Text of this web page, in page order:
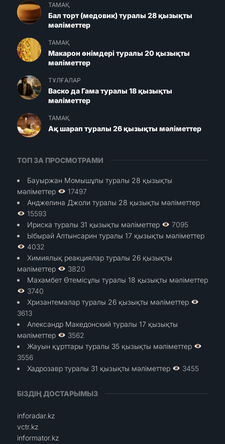
ТАМАҚ
Бал торт (медовик) туралы 28 қызықты
мәліметтер
ТАМАҚ
Макарон өнімдері туралы 20 қызықты
мәліметтер
ТҰЛҒАЛАР
Васко да Гама туралы 18 қызықты
мәліметтер
ТАМАҚ
Ақ шарап туралы 26 қызықты мәліметтер
ТОП ЗА ПРОСМОТРАМИ
Бауыржан Момышұлы туралы 28 қызықты
мәліметтер
17497
Анджелина Джоли туралы 28 қызықты мәліметтер
15593
Ириска туралы 31 қызықты мәліметтер
7095
Ыбырай Алтынсарин туралы 17 қызықты мәліметтер
4032
Химиялық реакциялар туралы 26 қызықты
мәліметтер
3820
Махамбет Өтемісұлы туралы 18 қызықты мәліметтер
3740
Хризантемалар туралы 26 қызықты мәліметтер
3613
Александр Македонский туралы 17 қызықты
мәліметтер
3562
Жауын құрттары туралы 35 қызықты мәліметтер
3556
Хадрозавр туралы 31 қызықты мәліметтер
3455
БІЗДІҢ ДОСТАРЫМЫЗ
inforadar.kz
vctr.kz
informator.kz